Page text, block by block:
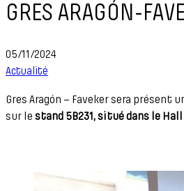
GRES ARAGÓN-
05/11/2024
Actualité
Gres Aragón – Faveker sera présent
sur le stand 5B231, situé dans le Hall